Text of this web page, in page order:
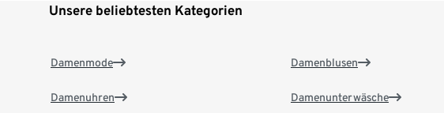
Unsere beliebtesten Kategorien
Damenmode
Damenuhren
Damenblusen
Damenunterwäsche